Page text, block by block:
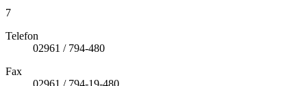
7
Telefon
02961 / 794-480
Fax
02961 / 794-19-480